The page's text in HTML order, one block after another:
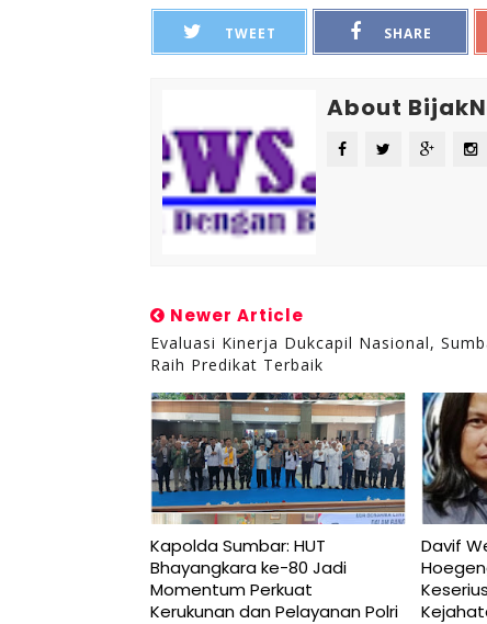
TWEET SHARE
About
Newer Article
Evaluasi Kinerja Dukcapil Nasional,
Raih Predikat Terbaik
Kapolda Sumbar: HUT
Bhayangkara ke-80 Jadi
Momentum Perkuat
Kerukunan dan Pelayanan Polri
Davif